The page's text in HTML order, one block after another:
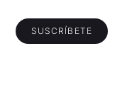
SUSCRÍBETE